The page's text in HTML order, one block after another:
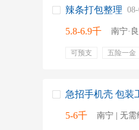
辣条打包整理
5.8-6.9千 南宁·
可预支 五险一金
急招手机壳 包装
5-6千 南宁 | 无需